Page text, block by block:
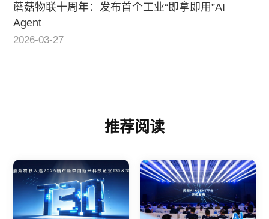
蘑菇物联十周年：发布首个工业“即拿即用”AI
Agent
2026-03-27
推荐阅读